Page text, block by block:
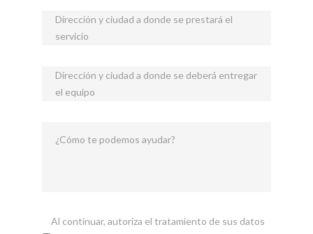
Dirección y ciudad a donde se prestará el
servicio
Dirección y ciudad a donde se deberá entregar
el equipo
¿Cómo te podemos ayudar?
Al continuar, autoriza el tratamiento de sus datos